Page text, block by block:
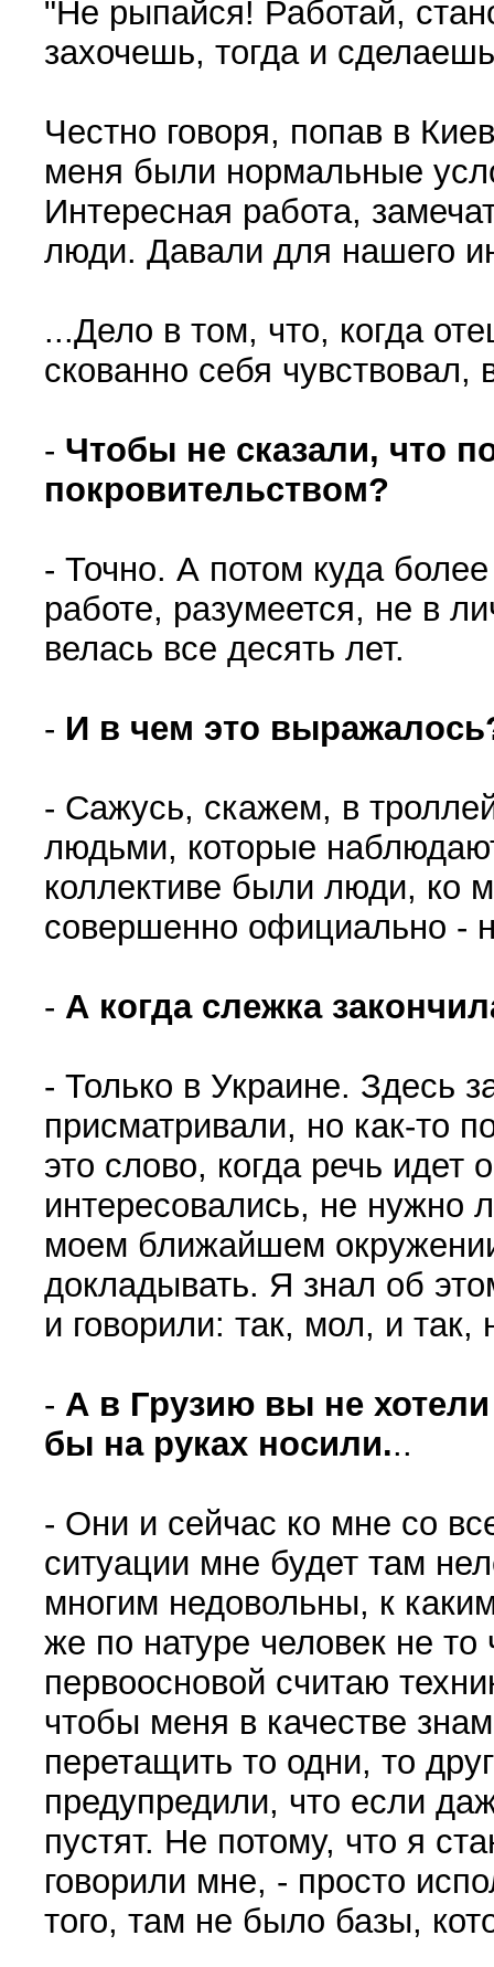
"Не рыпайся! Работай,
захочешь, тогда и
Честно говоря, попав в
меня были нормальные
Интересная работа,
люди. Давали для нашего
...Дело в том, что, когда
скованно себя чувствовал,
- Чтобы не сказали, что
покровительством?
- Точно. А потом куда
работе, разумеется, не в
велась все десять лет.
- И в чем это
- Сажусь, скажем, в
людьми, которые
коллективе были люди, ко
совершенно официально -
- А когда слежка
- Только в Украине. Здесь
присматривали, но как-то
это слово, когда речь идет
интересовались, не нужно
моем ближайшем
докладывать. Я знал об
и говорили: так, мол, и так,
- А в Грузию вы не
бы на руках носили...
- Они и сейчас ко мне со
ситуации мне будет там
многим недовольны, к
же по натуре человек не
первоосновой считаю
чтобы меня в качестве
перетащить то одни, то
предупредили, что если
пустят. Не потому, что я
говорили мне, - просто
того, там не было базы,